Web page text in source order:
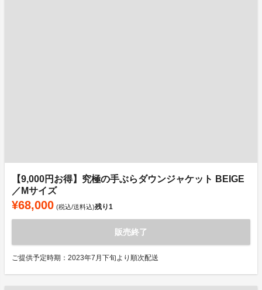
【9,000円お得】究極の手ぶらダウンジャケット BEIGE
／Mサイズ
¥68,000 (税込/送料込)残り1
販売終了
ご提供予定時期：2023年7月下旬より順次配送